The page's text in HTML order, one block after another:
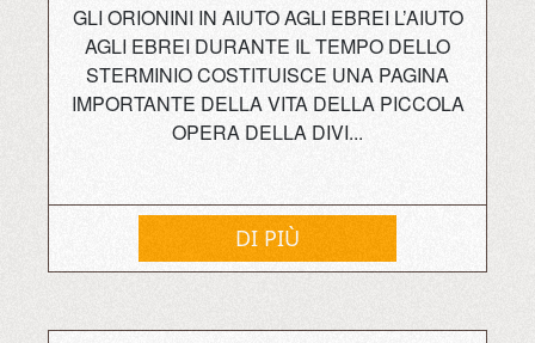
GLI ORIONINI IN AIUTO AGLI EBREI L’AIUTO
AGLI EBREI DURANTE IL TEMPO DELLO
STERMINIO COSTITUISCE UNA PAGINA
IMPORTANTE DELLA VITA DELLA PICCOLA
OPERA DELLA DIVI...
DI PIÙ